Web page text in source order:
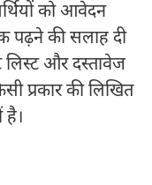
को आवेदन
पढ़ने की सलाह दी
लिस्ट और दस्तावेज
प्रकार की लिखित
है।